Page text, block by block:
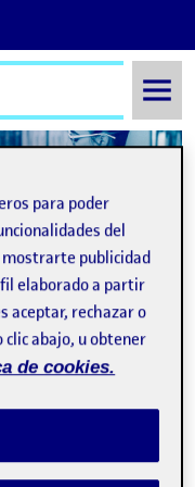
- Metodología
tiempos
8:05 pm
nuestro
de una forma
para poder
del
publicidad
elaborado a partir
aceptar, rechazar o
abajo, u obtener
de cookies.